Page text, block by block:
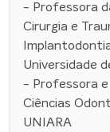
- Professora
Cirurgia e
Universidade
- Professora
Ciências
UNIARA